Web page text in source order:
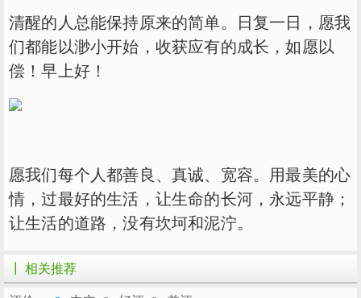
清醒的人总能保持原来的简单。日复一日，愿我
们都能以渺小开始，收获应有的成长，如愿以
偿！早上好！
愿我们每个人都善良、真诚、宽容。用最美的心
情，过最好的生活，让生命的长河，永远平静；
让生活的道路，没有坎坷和泥泞。
┃ 相关推荐